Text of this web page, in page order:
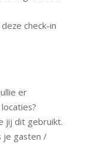
check-in
er
jij dit gebruikt.
je gasten /